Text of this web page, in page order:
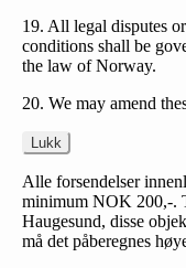
19. All legal disputes
conditions shall be
the law of Norway.
20. We may amend
Lukk
Alle forsendelser
minimum NOK 200,-.
Haugesund, disse
må det påberegnes